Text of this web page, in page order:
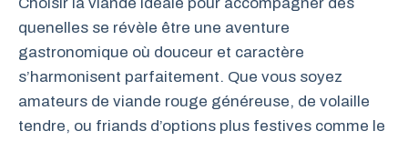
quenelles se révèle être une aventure
gastronomique où douceur et caractère
s’harmonisent parfaitement. Que vous soyez
amateurs de viande rouge généreuse, de volaille
tendre, ou friands d’options plus festives comme le